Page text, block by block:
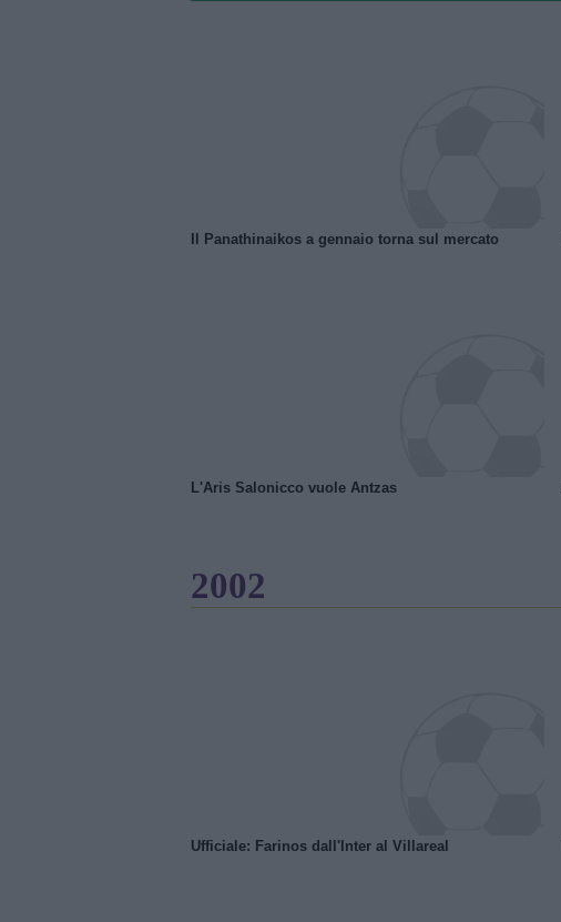
Il Panathinaikos a gennaio torna sul mercato
L'Aris Salonicco vuole Antzas
2002
Ufficiale: Farinos dall'Inter al Villareal